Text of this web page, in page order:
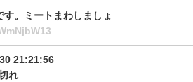
す。ミートまわしましょ
21:21:56
れ